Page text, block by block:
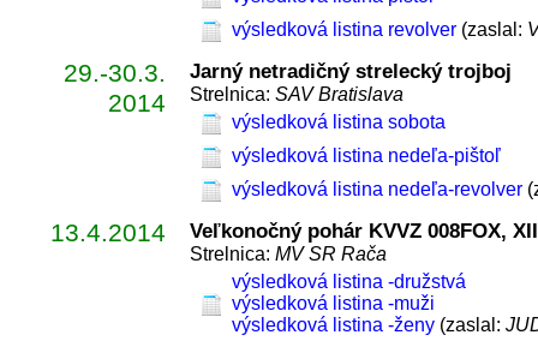
výsledková listina revolver (zaslal:
29.-30.3.
2014
Jarný netradičný strelecký trojboj
Strelnica: SAV Bratislava
výsledková listina sobota
výsledková listina nedeľa-pištoľ
výsledková listina nedeľa-revolver
13.4.2014 Veľkonočný pohár KVVZ 008FOX,
Strelnica: MV SR Rača
výsledková listina -družstvá
výsledková listina -muži
výsledková listina -ženy (zaslal: